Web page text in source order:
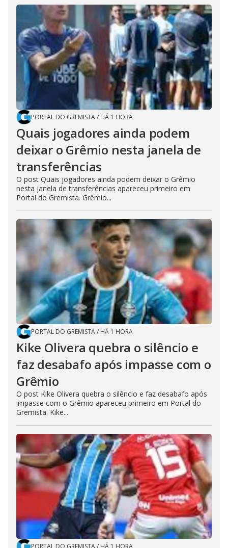
PORTAL DO GREMISTA/ HÁ 1 HORA
Quais jogadores ainda podem
deixar o Grêmio nesta janela de
transferências
O post Quais jogadores ainda podem deixar o Grêmio
nesta janela de transferências apareceu primeiro em
Portal do Gremista. Grêmio...
PORTAL DO GREMISTA/ HÁ 1 HORA
Kike Olivera quebra o silêncio e
faz desabafo após impasse com o
Grêmio
O post Kike Olivera quebra o silêncio e faz desabafo após
impasse com o Grêmio apareceu primeiro em Portal do
Gremista. Kike...
PORTAL DO GREMISTA / HÁ 1 HORA